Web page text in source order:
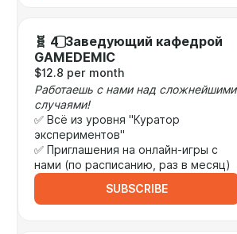
🧬 4️⃣ Заведующий кафедрой
GAMEDEMIC
$12.8 per month
Работаешь с нами над сложнейшими
случаями!
✅ Всё из уровня "Куратор
экспериментов"
✅ Приглашения на онлайн-игры с
нами (по расписанию, раз в месяц)
SUBSCRIBE